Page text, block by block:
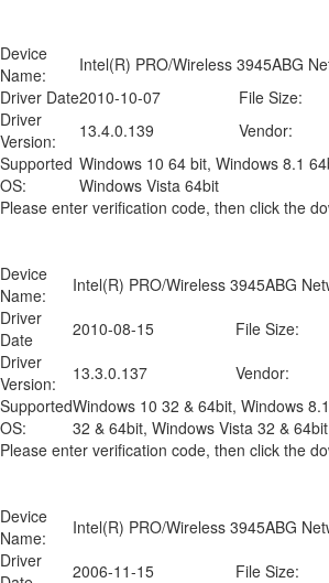
Device
Name:
Intel(R) PRO/Wireless 3945ABG
Driver Date2010-10-07 File Size:
Driver
Version:
13.4.0.139 Vendor:
Supported
OS:
Windows 10 64 bit, Windows 8.1
Windows Vista 64bit
Please enter verification code, then click the
Device
Name:
Intel(R) PRO/Wireless 3945ABG
Driver
Date
2010-08-15 File Size:
Driver
Version:
13.3.0.137 Vendor:
Supported
OS:
Windows 10 32 & 64bit, Windows
32 & 64bit, Windows Vista 32 & 64bit
Please enter verification code, then click the
Device
Name:
Intel(R) PRO/Wireless 3945ABG
Driver
2006-11-15 File Size: